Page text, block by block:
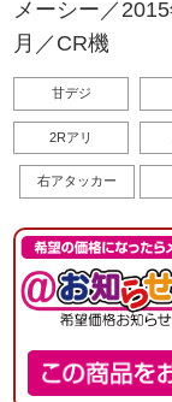
メーシー／
月／CR機
甘デジ
2Rアリ
右アタッカー